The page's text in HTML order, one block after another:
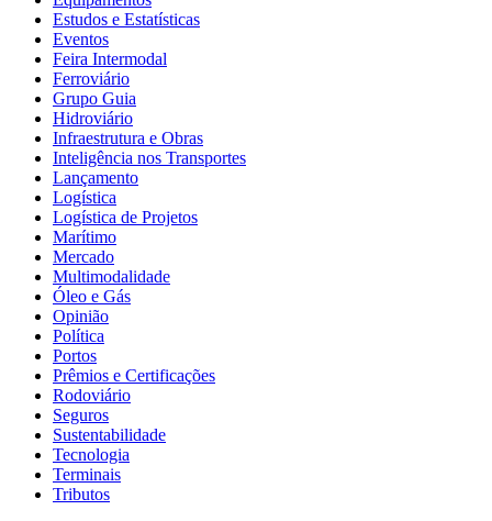
Estudos e Estatísticas
Eventos
Feira Intermodal
Ferroviário
Grupo Guia
Hidroviário
Infraestrutura e Obras
Inteligência nos Transportes
Lançamento
Logística
Logística de Projetos
Marítimo
Mercado
Multimodalidade
Óleo e Gás
Opinião
Política
Portos
Prêmios e Certificações
Rodoviário
Seguros
Sustentabilidade
Tecnologia
Terminais
Tributos